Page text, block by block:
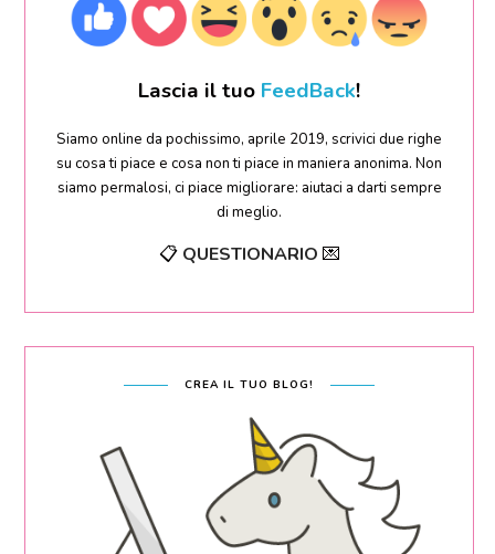
Lascia il tuo FeedBack!
Siamo online da pochissimo, aprile 2019, scrivici due righe
su cosa ti piace e cosa non ti piace in maniera anonima. Non
siamo permalosi, ci piace migliorare: aiutaci a darti sempre
di meglio.
📋 QUESTIONARIO 💌
CREA IL TUO BLOG!